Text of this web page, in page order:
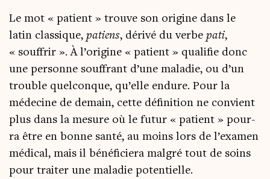
Le mot « patient » trouve son ori­gine dans le
latin clas­sique, patiens, déri­vé du verbe pati,
« souf­frir ». À l’o­ri­gine « patient » qua­li­fie donc
une per­sonne souf­frant d’une mala­die, ou d’un
trouble quel­conque, qu’elle endure. Pour la
méde­cine de demain, cette défi­ni­tion ne convient
plus dans la mesure où le futur « patient » pour­
ra être en bonne san­té, au moins lors de l’examen
médi­cal, mais il béné­fi­cie­ra mal­gré tout de soins
pour trai­ter une mala­die potentielle.